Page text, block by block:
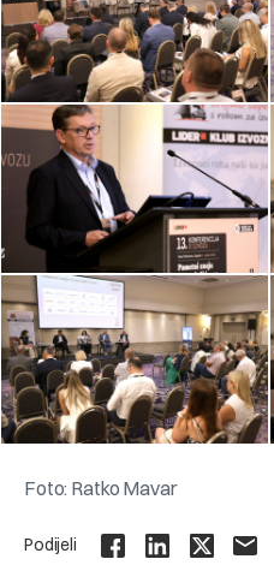
Foto: Ratko Mavar
Podijeli